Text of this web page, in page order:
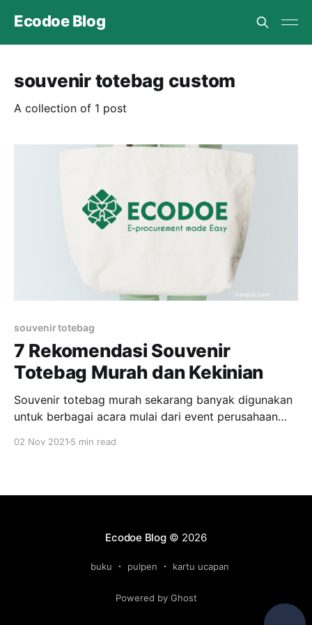
Ecodoe Blog
souvenir totebag custom
A collection of 1 post
souvenir totebag
7 Rekomendasi Souvenir
Totebag Murah dan Kekinian
Souvenir totebag murah sekarang banyak digunakan
untuk berbagai acara mulai dari event perusahaan
02 Nov 2021 5 min read
Ecodoe Blog© 2026
buku pulpen kartu ucapan
Powered by Ghost